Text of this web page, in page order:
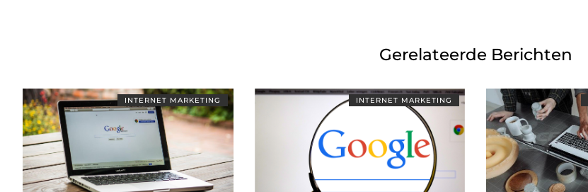
Gerelateerde Berichten
INTERNET MARKETING INTERNET MARKETING